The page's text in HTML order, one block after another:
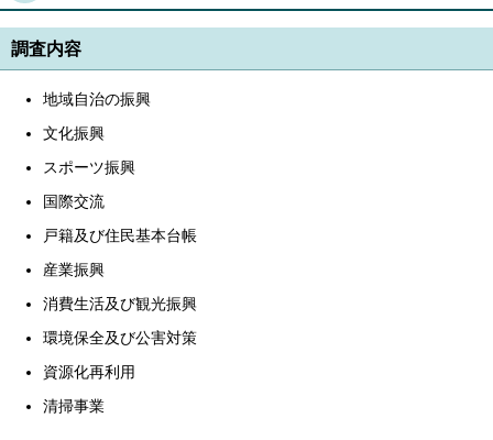
調査内容
地域自治の振興
文化振興
スポーツ振興
国際交流
戸籍及び住民基本台帳
産業振興
消費生活及び観光振興
環境保全及び公害対策
資源化再利用
清掃事業